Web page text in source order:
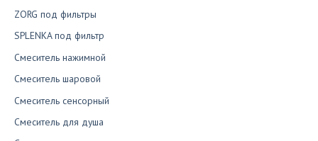
ZORG под фильтры
SPLENKA под фильтр
Смеситель нажимной
Смеситель шаровой
Смеситель сенсорный
Смеситель для душа